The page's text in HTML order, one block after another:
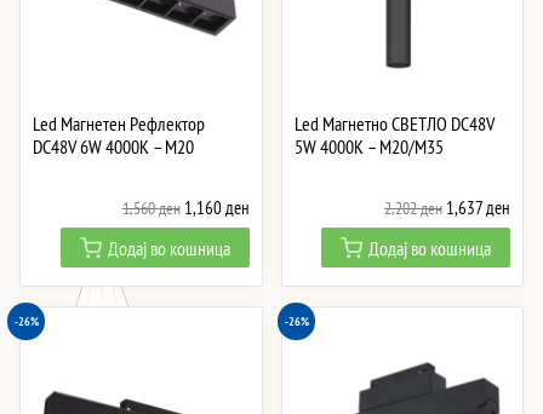
Led Магнетен Рефлектор
DC48V 6W 4000K – M20
1,560ден Original
price
was:
1,560 ден.
1,160денCurrent
price
is:
1,160 ден.
Додај во кошница
Led Магнетно СВЕТЛО DC48V
5W 4000K – M20/M35
2,202ден Original
price
was:
2,202 ден.
1,637ден
price
is:
Додај во кошница
-26% -26%